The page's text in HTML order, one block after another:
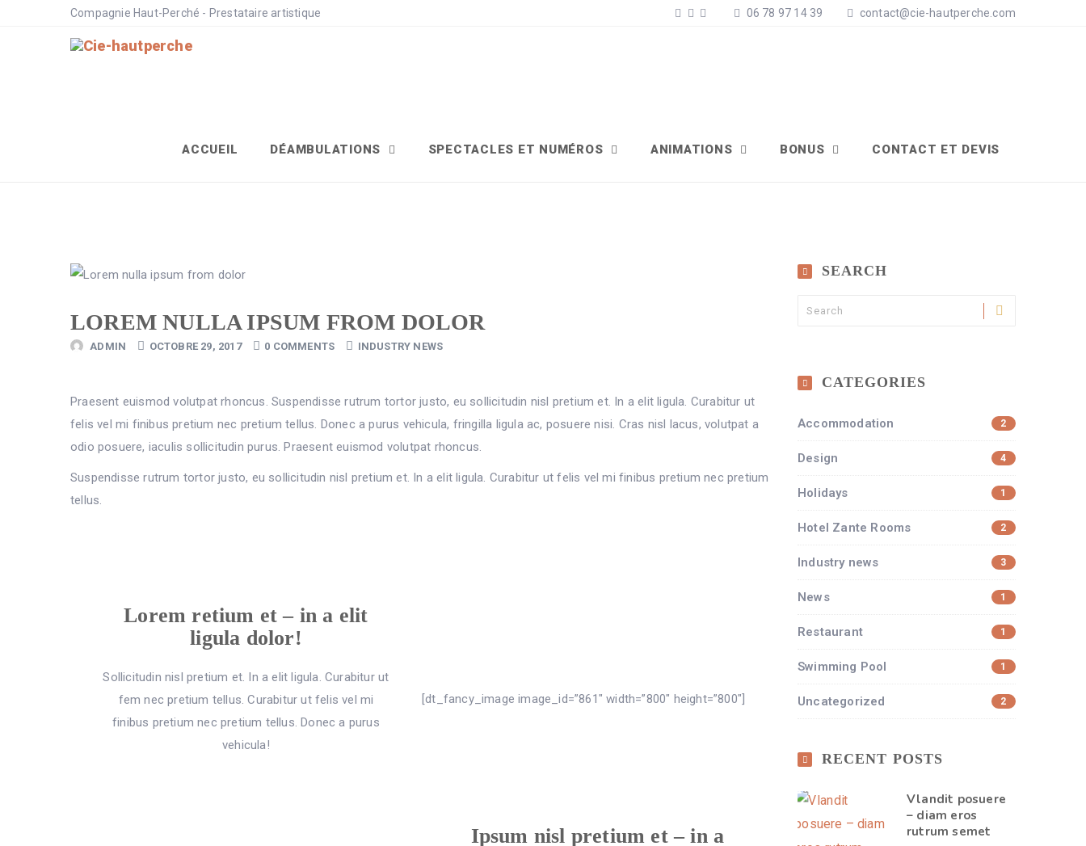
Compagnie Haut-Perché - Prestataire artistique 06 78 97 14 39 contact@cie-hautperche.com
ACCUEIL DÉAMBULATIONS SPECTACLES ET NUMÉROS ANIMATIONS BONUS CONTACT ET DEVIS
LOREM NULLA IPSUM FROM DOLOR
ADMIN OCTOBRE 29, 2017 0 COMMENTS INDUSTRY NEWS
Praesent euismod volutpat rhoncus. Suspendisse rutrum tortor justo, eu sollicitudin nisl pretium et. In a elit ligula. Curabitur ut
felis vel mi finibus pretium nec pretium tellus. Donec a purus vehicula, fringilla ligula ac, posuere nisi. Cras nisl lacus, volutpat a
odio posuere, iaculis sollicitudin purus. Praesent euismod volutpat rhoncus.
Suspendisse rutrum tortor justo, eu sollicitudin nisl pretium et. In a elit ligula. Curabitur ut felis vel mi finibus pretium nec pretium
tellus.
Lorem retium et – in a elit
ligula dolor!
Sollicitudin nisl pretium et. In a elit ligula. Curabitur ut
fem nec pretium tellus. Curabitur ut felis vel mi
finibus pretium nec pretium tellus. Donec a purus
vehicula!
[dt_fancy_image image_id=”861″ width=”800″ height=”800″]
Ipsum nisl pretium et – in a
SEARCH
CATEGORIES
Accommodation 2
Design 4
Holidays 1
Hotel Zante Rooms 2
Industry news 3
News 1
Restaurant 1
Swimming Pool 1
Uncategorized 2
RECENT POSTS
Vlandit posuere
– diam eros
rutrum semet